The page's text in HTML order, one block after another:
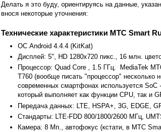
Делать я это буду, ориентируясь на данные,
внося некоторые уточнения:
Технические характеристики МТС Smart
ОС Android 4.4.4 (KitKat)
Дисплей: 5", HD 1280x720 пикс., 16 млн.
Процессор: Quad Core , 1.5 ГГц. MediaTek
T760 (вообще писать "процессор" несколько
современных смартфонах используется SoC
который выполняет как функции CPU, так и
Передача данных: LTE, HSPA+, 3G, EDGE,
Стандарты: LTE-FDD 800/1800/2600 МГц,
Камера: 8 Мп., автофокус (кстати, в МТС